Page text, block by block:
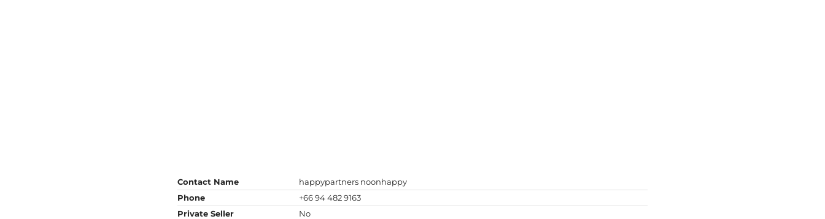
Contact Name
happypartners noonhappy
Phone
+66 94 482 9163
Private Seller
No